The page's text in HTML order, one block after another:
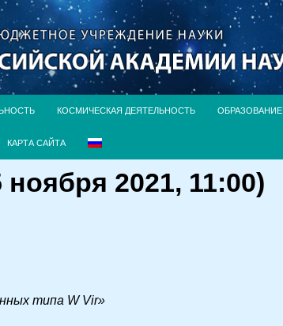
КОСМИЧЕСКАЯ ДЕЯТЕЛЬНОСТЬ ОБРАЗОВАНИЕ
КАРТА САЙТА
2021, 11:00)
типа W Vir»